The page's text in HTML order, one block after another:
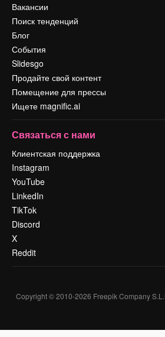
Вакансии
Поиск тенденций
Блог
События
Slidesgo
Продайте свой контент
Помещение для прессы
Ищете magnific.ai
Связаться с нами
Клиентская поддержка
Instagram
YouTube
LinkedIn
TikTok
Discord
X
Reddit
Copyright © 2010-2026 Freepik Company